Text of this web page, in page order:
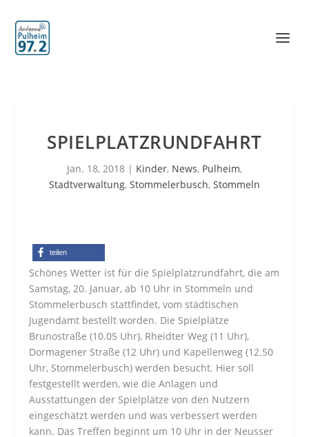
SPIELPLATZRUNDFAHRT
Jan. 18, 2018 | Kinder, News, Pulheim,
Stadtverwaltung, Stommelerbusch, Stommeln
teilen
Schönes Wetter ist für die Spielplatzrundfahrt, die am
Samstag, 20. Januar, ab 10 Uhr in Stommeln und
Stommelerbusch stattfindet, vom städtischen
Jugendamt bestellt worden. Die Spielplätze
Brunostraße (10.05 Uhr), Rheidter Weg (11 Uhr),
Dormagener Straße (12 Uhr) und Kapellenweg (12.50
Uhr, Stommelerbusch) werden besucht. Hier soll
festgestellt werden, wie die Anlagen und
Ausstattungen der Spielplätze von den Nutzern
eingeschätzt werden und was verbessert werden
kann. Das Treffen beginnt um 10 Uhr in der Neusser